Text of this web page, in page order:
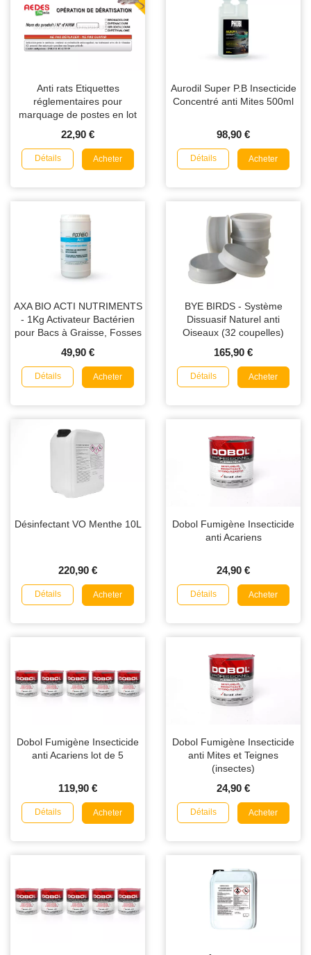
Anti rats Etiquettes
réglementaires pour
marquage de postes en lot
22,90 €
Détails Acheter
Aurodil Super P.B Insecticide
Concentré anti Mites 500ml
98,90 €
Détails Acheter
AXA BIO ACTI NUTRIMENTS
- 1Kg Activateur Bactérien
pour Bacs à Graisse, Fosses
49,90 €
Détails Acheter
BYE BIRDS - Système
Dissuasif Naturel anti
Oiseaux (32 coupelles)
165,90 €
Détails Acheter
Désinfectant VO Menthe 10L
220,90 €
Détails Acheter
Dobol Fumigène Insecticide
anti Acariens
24,90 €
Détails Acheter
Dobol Fumigène Insecticide
anti Acariens lot de 5
119,90 €
Détails Acheter
Dobol Fumigène Insecticide
anti Mites et Teignes
(insectes)
24,90 €
Détails Acheter